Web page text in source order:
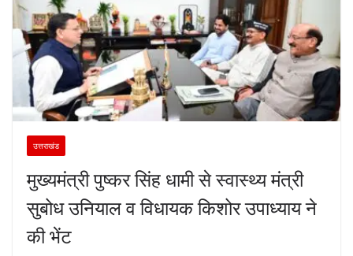
उत्तराखंड
मुख्यमंत्री पुष्कर सिंह धामी से स्वास्थ्य मंत्री
सुबोध उनियाल व विधायक किशोर उपाध्याय ने
की भेंट